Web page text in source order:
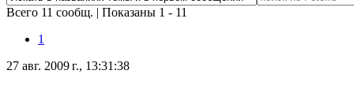
Всего 11 сообщ. | Показаны 1 - 11
1
27 авг. 2009 г., 13:31:38